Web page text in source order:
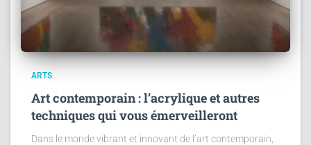
ARTS
Art contemporain : l’acrylique et autres
techniques qui vous émerveilleront
Dans le monde vibrant et innovant de l’art contemporain,